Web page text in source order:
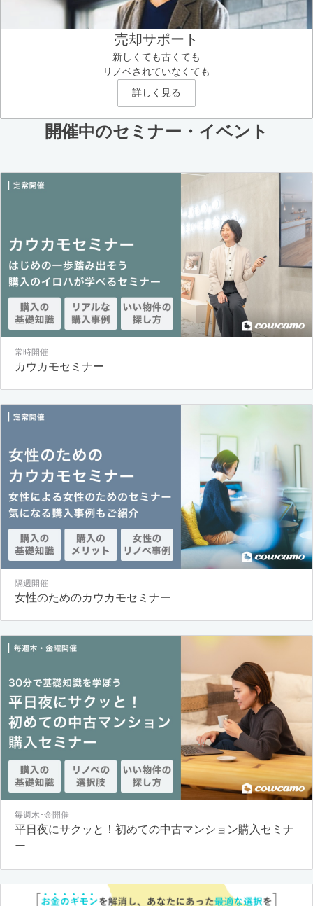
売却サポート
新しくても古くても
リノベされていなくても
詳しく見る
開催中のセミナー・イベント
常時開催
カウカモセミナー
隔週開催
女性のためのカウカモセミナー
毎週木･金開催
平日夜にサクッと！初めての中古マンション購入セミナ
ー